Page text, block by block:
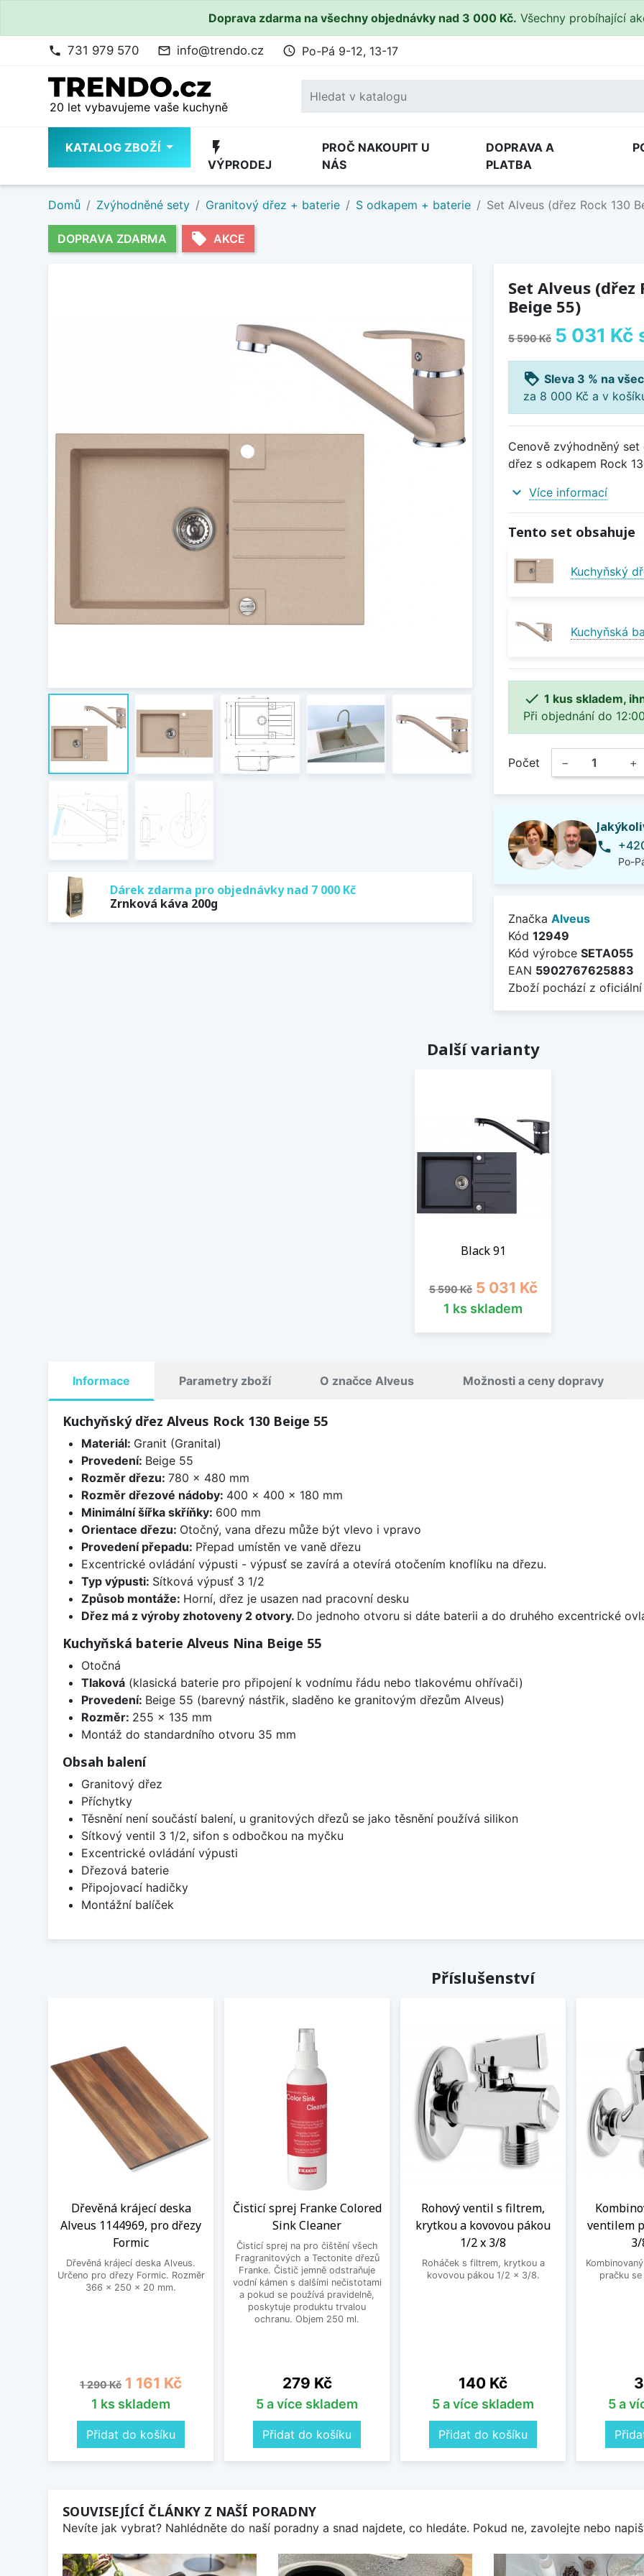
Doprava zdarma na všechny objednávky nad 3 000 Kč. Všechny probíhající
phone 731 979 570 mail_outline info@trendo.cz access_time Po-Pá 9-12, 13-17
20 let vybavujeme vaše kuchyně
KATALOG ZBOŽÍ flash_on
VÝPRODEJ
PROČ NAKOUPIT U
NÁS
DOPRAVA A
PLATBA
Domů Zvýhodněné sety Granitový dřez + baterie S odkapem + baterie Set Alveus (dřez Rock 130
DOPRAVA ZDARMA local_offer AKCE
Dárek zdarma pro objednávky nad 7 000 Kč
Zrnková káva 200g
Set Alveus (dřez
Beige 55)
5 590 Kč 5 031 Kč
loyalty Sleva 3 % na
za 8 000 Kč a v
Cenově zvýhodněný
dřez s odkapem Rock
expand_more Více informací
Tento set obsahuje
Kuchyňský
Kuchyňská
 1 kus skladem,
Při objednání do
Počet − +
phone
Po-
Značka Alveus
Kód 12949
Kód výrobce SETA055
EAN 5902767625883
Zboží pochází z
Další varianty
Black 91
Běžná cena
5 590 Kč Cena
5 031 Kč
1 ks skladem
Informace Parametry zboží O značce Alveus Možnosti a ceny dopravy
Kuchyňský dřez Alveus Rock 130 Beige 55
Materiál: Granit (Granital)
Provedení: Beige 55
Rozměr dřezu: 780 x 480 mm
Rozměr dřezové nádoby: 400 x 400 x 180 mm
Minimální šířka skříňky: 600 mm
Orientace dřezu: Otočný, vana dřezu může být vlevo i vpravo
Provedení přepadu: Přepad umístěn ve vaně dřezu
Excentrické ovládání výpusti - výpusť se zavírá a otevírá otočením knoflíku na dřezu.
Typ výpusti: Sítková výpusť 3 1/2
Způsob montáže: Horní, dřez je usazen nad pracovní desku
Dřez má z výroby zhotoveny 2 otvory. Do jednoho otvoru si dáte baterii a do druhého excentrické
Kuchyňská baterie Alveus Nina Beige 55
Otočná
Tlaková(klasická baterie pro připojení k vodnímu řádu nebo tlakovému ohřívači)
Provedení: Beige 55 (barevný nástřik, sladěno ke granitovým dřezům Alveus)
Rozměr: 255 x 135 mm
Montáž do standardního otvoru 35 mm
Obsah balení
Granitový dřez
Příchytky
Těsnění není součástí balení, u granitových dřezů se jako těsnění používá silikon
Sítkový ventil 3 1/2, sifon s odbočkou na myčku
Excentrické ovládání výpusti
Dřezová baterie
Připojovací hadičky
Montážní balíček
Příslušenství
Dřevěná krájecí deska
Alveus 1144969, pro dřezy
Formic
Dřevěná krájecí deska Alveus.
Určeno pro dřezy Formic. Rozměr
366 x 250 x 20 mm.
Běžná cena
1 290 Kč Cena
1 161 Kč
1 ks skladem
Přidat do košíku
Čisticí sprej Franke Colored
Sink Cleaner
Čisticí sprej na pro čištění všech
Fragranitových a Tectonite dřezů
Franke. Čistič jemně odstraňuje
vodní kámen s dalšími nečistotami
a pokud se používá pravidelně,
poskytuje produktu trvalou
ochranu. Objem 250 ml.
Cena
279 Kč
5 a více skladem
Přidat do košíku
Rohový ventil s filtrem,
krytkou a kovovou pákou
1/2 x 3/8
Roháček s filtrem, krytkou a
kovovou pákou 1/2 x 3/8.
Cena
140 Kč
5 a více skladem
Přidat do košíku
ventilem
pračku
5 a
SOUVISEJÍCÍ ČLÁNKY Z NAŠÍ PORADNY
Nevíte jak vybrat? Nahlédněte do naší poradny a snad najdete, co hledáte. Pokud ne, zavolejte nebo